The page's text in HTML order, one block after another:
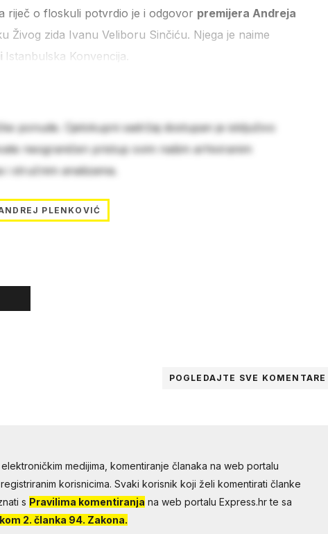
riječ o floskuli potvrdio je i odgovor premijera Andreja
Živog zida Ivanu Veliboru Sinčiću. Njega je naime
Istanbulska Konvencija.
ponude. Cjelokupni sadržaj dostupan je isključivo
neograničen pristup svim našim arhiviranim
i stručnim analizama.
PLENKOVIĆ
POGLEDAJTE SVE KOMENTARE
medijima, komentiranje članaka na web portalu
korisnicima. Svaki korisnik koji želi komentirati članke
s Pravilima komentiranja na web portalu Express.hr te sa
2. članka 94. Zakona.